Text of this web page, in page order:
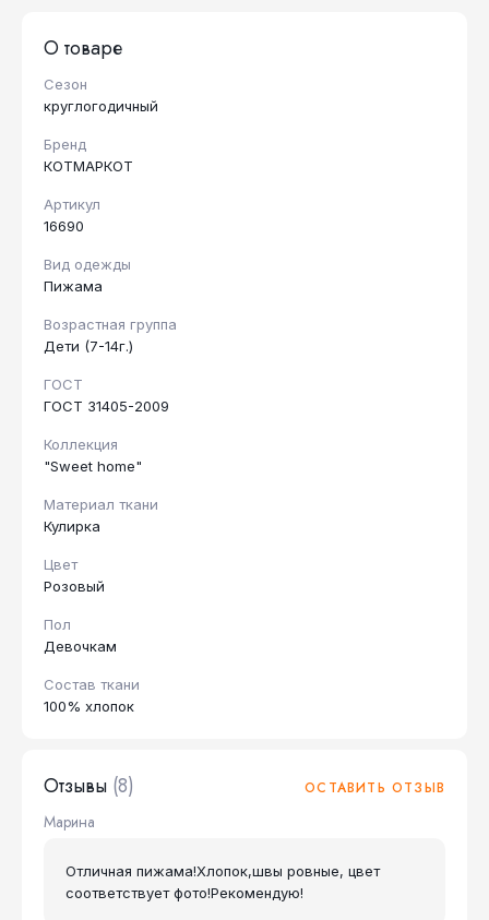
О товаре
Сезон
круглогодичный
Бренд
КОТМАРКОТ
Артикул
16690
Вид одежды
Пижама
Возрастная группа
Дети (7-14г.)
ГОСТ
ГОСТ 31405-2009
Коллекция
"Sweet home"
Материал ткани
Кулирка
Цвет
Розовый
Пол
Девочкам
Состав ткани
100% хлопок
Отзывы (8) ОСТАВИТЬ ОТЗЫВ
Марина
Отличная пижама!Хлопок,швы ровные, цвет
соответствует фото!Рекомендую!